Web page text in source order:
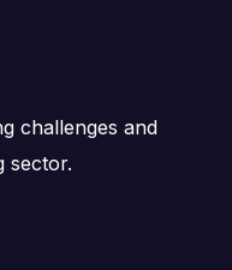
challenges and
sector.